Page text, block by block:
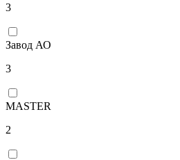
3
Завод АО
3
MASTER
2